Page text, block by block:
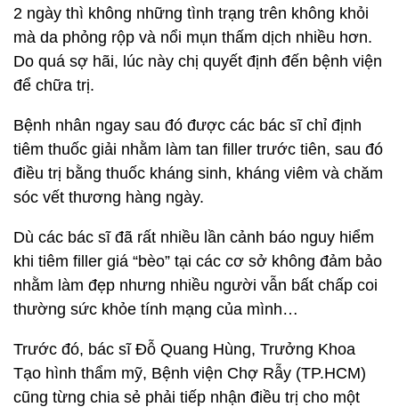
2 ngày thì không những tình trạng trên không khỏi
mà da phỏng rộp và nổi mụn thấm dịch nhiều hơn.
Do quá sợ hãi, lúc này chị quyết định đến bệnh viện
để chữa trị.
Bệnh nhân ngay sau đó được các bác sĩ chỉ định
tiêm thuốc giải nhằm làm tan filler trước tiên, sau đó
điều trị bằng thuốc kháng sinh, kháng viêm và chăm
sóc vết thương hàng ngày.
Dù các bác sĩ đã rất nhiều lần cảnh báo nguy hiểm
khi tiêm filler giá “bèo” tại các cơ sở không đảm bảo
nhằm làm đẹp nhưng nhiều người vẫn bất chấp coi
thường sức khỏe tính mạng của mình…
Trước đó, bác sĩ Đỗ Quang Hùng, Trưởng Khoa
Tạo hình thẩm mỹ, Bệnh viện Chợ Rẫy (TP.HCM)
cũng từng chia sẻ phải tiếp nhận điều trị cho một